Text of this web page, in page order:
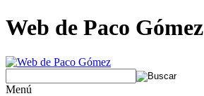
Web de Paco Gómez
Menú